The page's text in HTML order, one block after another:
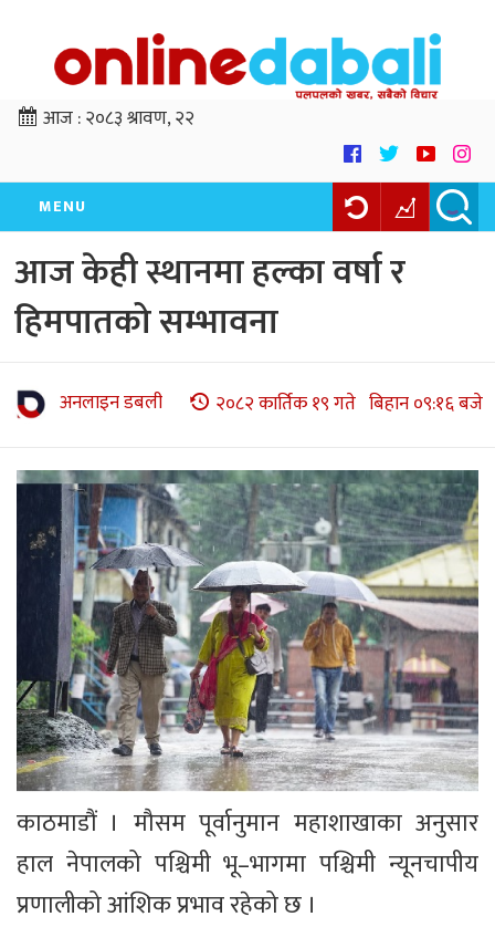
आज :२०८३ श्रावण, २२
MENU
आज केही स्थानमा हल्का वर्षा र
हिमपातको सम्भावना
अनलाइन डबली २०८२ कार्तिक १९ गते बिहान ०९:१६ बजे
काठमाडौं । मौसम पूर्वानुमान महाशाखाका अनुसार
हाल नेपालको पश्चिमी भू–भागमा पश्चिमी न्यूनचापीय
प्रणालीको आंशिक प्रभाव रहेको छ ।